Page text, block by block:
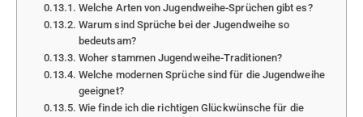
Welche Arten von Jugendweihe-Sprüchen gibt es?
Warum sind Sprüche bei der Jugendweihe so
bedeutsam?
Woher stammen Jugendweihe-Traditionen?
Welche modernen Sprüche sind für die Jugendweihe
geeignet?
Wie finde ich die richtigen Glückwünsche für die